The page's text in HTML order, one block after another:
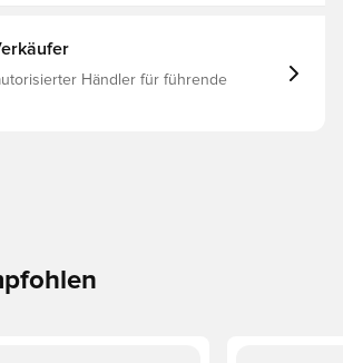
Händler für führende